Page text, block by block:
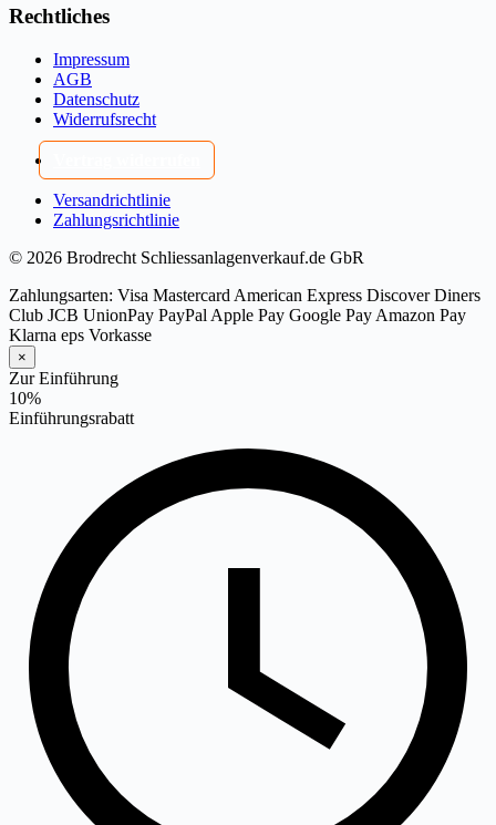
Rechtliches
Impressum
AGB
Datenschutz
Widerrufsrecht
Versandrichtlinie
Zahlungsrichtlinie
© 2026 Brodrecht Schliessanlagenverkauf.de GbR
Zahlungsarten: Visa Mastercard American Express Discover Diners
Club JCB UnionPay PayPal Apple Pay Google Pay Amazon Pay
Klarna eps Vorkasse
×
Zur Einführung
10%
Einführungsrabatt